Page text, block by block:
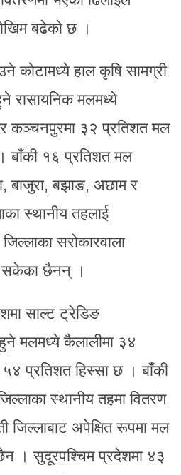
बढेको छ ।
कोटामध्ये हाल कृषि सामग्री
रासायनिक मलमध्ये
कञ्चनपुरमा ३२ प्रतिशत मल
बाँकी १६ प्रतिशत मल
बाजुरा, बझाङ, अछाम र
स्थानीय तहलाई
सरोकारवाला
सकेका छैनन् ।
साल्ट ट्रेडिङ
हुने मलमध्ये कैलालीमा ३४
प्रतिशत हिस्सा छ । बाँकी
स्थानीय तहमा वितरण
जिल्लाबाट अपेक्षित रूपमा मल
। सुदूरपश्चिम प्रदेशमा ४३